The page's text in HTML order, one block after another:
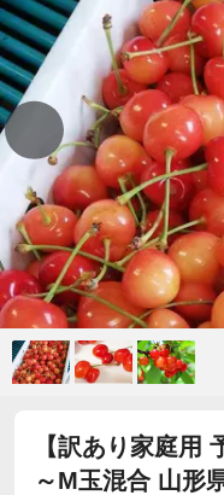
【訳あり家庭用
～M玉混合 山形